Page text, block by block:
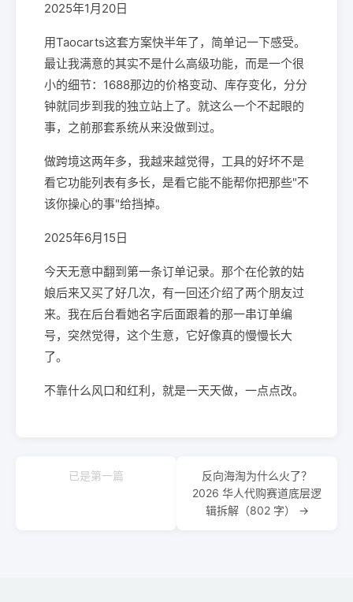
2025年1月20日
用Taocarts这套方案快半年了，简单记一下感受。
最让我满意的其实不是什么高级功能，而是一个很
小的细节：1688那边的价格变动、库存变化，分分
钟就同步到我的独立站上了。就这么一个不起眼的
事，之前那套系统从来没做到过。
做跨境这两年多，我越来越觉得，工具的好坏不是
看它功能列表有多长，是看它能不能帮你把那些"不
该你操心的事"给挡掉。
2025年6月15日
今天无意中翻到第一条订单记录。那个在伦敦的姑
娘后来又买了好几次，有一回还介绍了两个朋友过
来。我在后台看她名字后面跟着的那一串订单编
号，突然觉得，这个生意，它好像真的慢慢长大
了。
不靠什么风口和红利，就是一天天做，一点点改。
已是第一篇
反向海淘为什么火了？
2026 华人代购赛道底层逻
辑拆解（802 字） →